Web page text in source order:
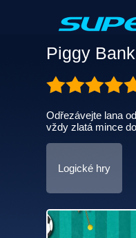
Piggy
Odřezávejte lana
vždy zlatá mince
Logické hry